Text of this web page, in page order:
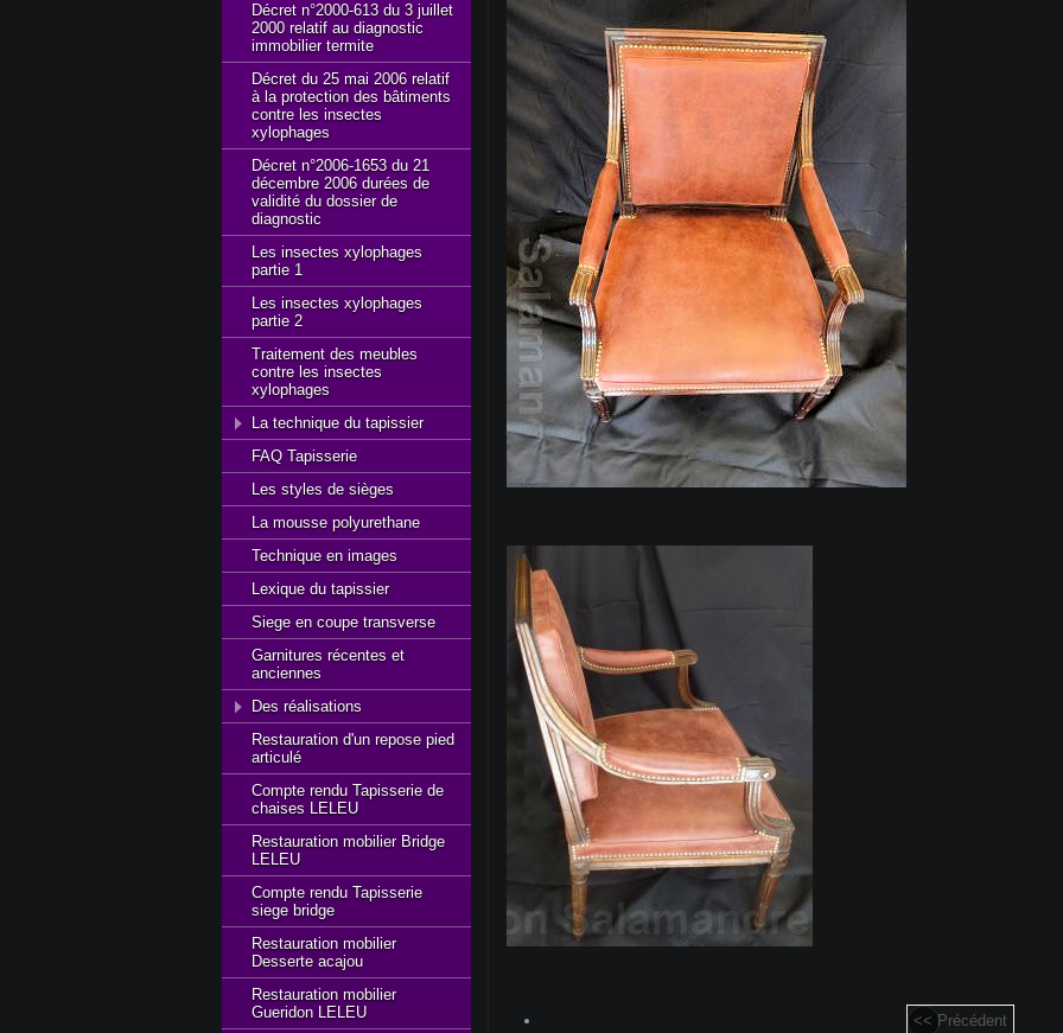
<< Précédent
Décret n°2000-613 du 3 juillet
2000 relatif au diagnostic
immobilier termite
Décret du 25 mai 2006 relatif
à la protection des bâtiments
contre les insectes
xylophages
Décret n°2006-1653 du 21
décembre 2006 durées de
validité du dossier de
diagnostic
Les insectes xylophages
partie 1
Les insectes xylophages
partie 2
Traitement des meubles
contre les insectes
xylophages
La technique du tapissier
FAQ Tapisserie
Les styles de sièges
La mousse polyurethane
Technique en images
Lexique du tapissier
Siege en coupe transverse
Garnitures récentes et
anciennes
Des réalisations
Restauration d'un repose pied
articulé
Compte rendu Tapisserie de
chaises LELEU
Restauration mobilier Bridge
LELEU
Compte rendu Tapisserie
siege bridge
Restauration mobilier
Desserte acajou
Restauration mobilier
Gueridon LELEU